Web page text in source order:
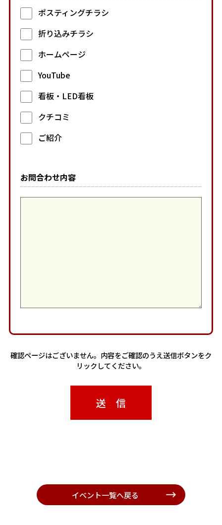
ポスティングチラシ
折り込みチラシ
ホームページ
YouTube
看板・LED看板
クチコミ
ご紹介
お問合わせ内容
確認ページはございません。内容をご確認のうえ送信ボタンをク
リックしてください。
イベント一覧へ戻る